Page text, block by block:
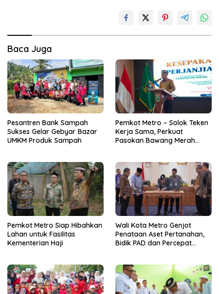
Baca Juga
Pesantren Bank Sampah
Sukses Gelar Gebyar Bazar
UMKM Produk Sampah
Pemkot Metro – Solok Teken
Kerja Sama, Perkuat
Pasokan Bawang Merah
Pemkot Metro Siap Hibahkan
Lahan untuk Fasilitas
Kementerian Haji
Wali Kota Metro Genjot
Penataan Aset Pertanahan,
Bidik PAD dan Percepat